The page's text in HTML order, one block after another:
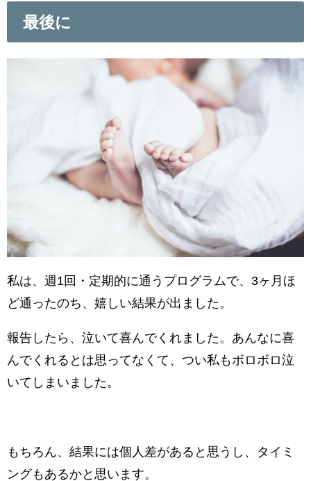
最後に
私は、週1回・定期的に通うプログラムで、3ヶ月ほ
ど通ったのち、嬉しい結果が出ました。
報告したら、泣いて喜んでくれました。あんなに喜
んでくれるとは思ってなくて、つい私もボロボロ泣
いてしまいました。
もちろん、結果には個人差があると思うし、タイミ
ングもあるかと思います。